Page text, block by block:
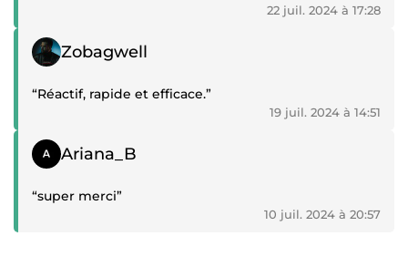
22 juil. 2024 à 17:28
Témoignage positif
Zobagwell
“Réactif, rapide et efficace.”
19 juil. 2024 à 14:51
Témoignage positif
Ariana_B
“super merci”
10 juil. 2024 à 20:57